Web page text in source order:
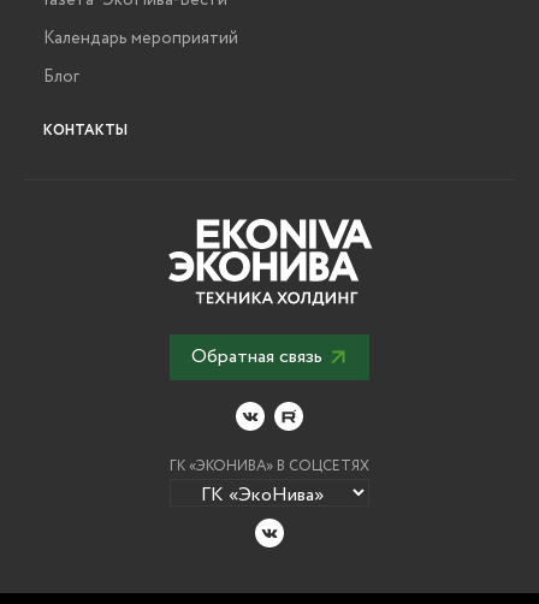
Календарь мероприятий
Блог
КОНТАКТЫ
Обратная связь
ГК «ЭКОНИВА» В СОЦСЕТЯХ